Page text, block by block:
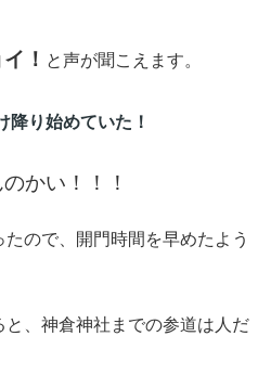
！ と声が聞こえます。
降り始めていた！
かい！！！
ので、開門時間を早めたよう
、神倉神社までの参道は人だ